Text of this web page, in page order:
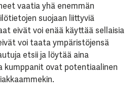
vaatia yhä enemmän
suojaan liittyviä
eivät voi enää käyttää sellaisia
voi taata ympäristöjensä
etsii ja löytää aina
kumppanit ovat potentiaalinen